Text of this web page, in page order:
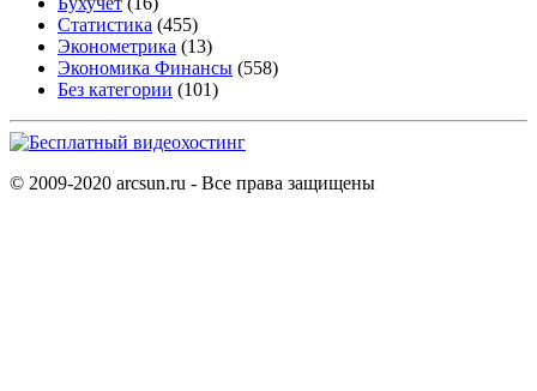
Статистика (455)
Эконометрика (13)
Экономика Финансы (558)
Без категории (101)
© 2009-2020 arcsun.ru - Все права защищены